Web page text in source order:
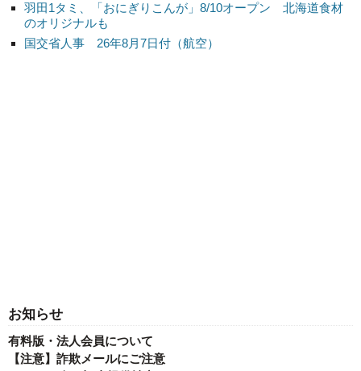
羽田1タミ、「おにぎりこんが」8/10オープン 北海道食材
のオリジナルも
国交省人事 26年8月7日付（航空）
お知らせ
有料版・法人会員について
【注意】詐欺メールにご注意